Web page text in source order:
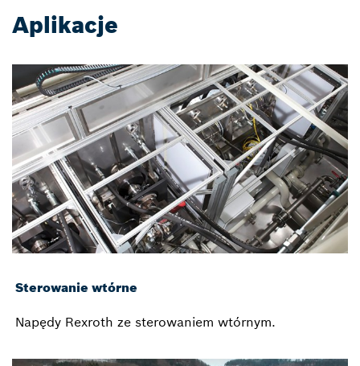
Aplikacje
Sterowanie wtórne
Napędy Rexroth ze sterowaniem wtórnym.